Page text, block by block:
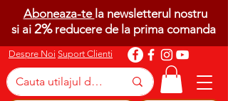
Despre Noi Suport Clienti
Aboneaza-te la newsletterul nostru
si ai 2%reducere de la prima comanda